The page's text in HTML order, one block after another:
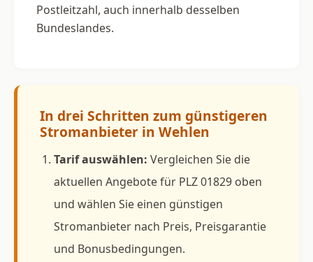
Postleitzahl, auch innerhalb desselben
Bundeslandes.
In drei Schritten zum günstigeren
Stromanbieter in Wehlen
Tarif auswählen: Vergleichen Sie die
aktuellen Angebote für PLZ 01829 oben
und wählen Sie einen günstigen
Stromanbieter nach Preis, Preisgarantie
und Bonusbedingungen.